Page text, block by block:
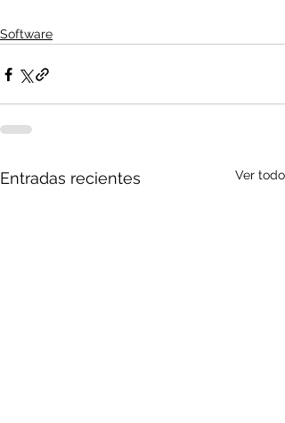
Software
Entradas recientes Ver todo